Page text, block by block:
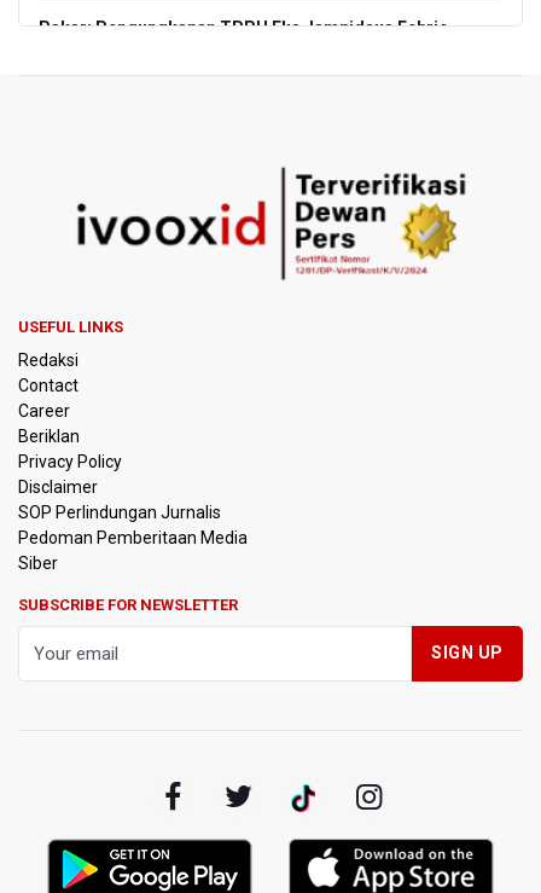
Pakar: Pengungkapan TPPU Eks Jampidsus Febrie
BPIP: Satu Siswa Sekolah Rakyat Jadi Calon Paskibraka
Nasional
Kemarau Panjang, BNPB Minta Kalbar Tinjau Perda Bakar
Sekolah Rakyat Tahun 2027
Pemprov DKI Jakarta Pastikan Data Pajak dan Aset
Daerah Aman dari Kebakaran Bapenda
Pertumbuhan Ekonomi 5,3 Persen Belum Cukup
Dongkrak Optimisme Pasar, Ekonom Sebut Investor
Masih Selektif
Anggota DPR Desak Polisi Usut Tuntas Temuan Ratusan
Senjata di Sekolah Swasta Jakarta Selatan
Amnesty International Kecam Penangkapan Dua
Febrie Adriansyah Dicecar Puluhan Pertanyaan Saat
USEFUL LINKS
Redaksi
Contact
Career
Beriklan
Privacy Policy
Disclaimer
SOP Perlindungan Jurnalis
Pedoman Pemberitaan Media
Siber
SUBSCRIBE FOR NEWSLETTER